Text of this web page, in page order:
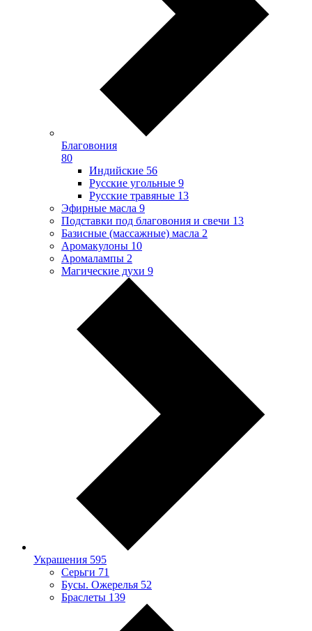
Благовония
80
Индийские 56
Русские угольные 9
Русские травяные 13
Эфирные масла 9
Подставки под благовония и свечи 13
Базисные (массажные) масла 2
Аромакулоны 10
Аромалампы 2
Магические духи 9
Украшения 595
Серьги 71
Бусы. Ожерелья 52
Браслеты 139